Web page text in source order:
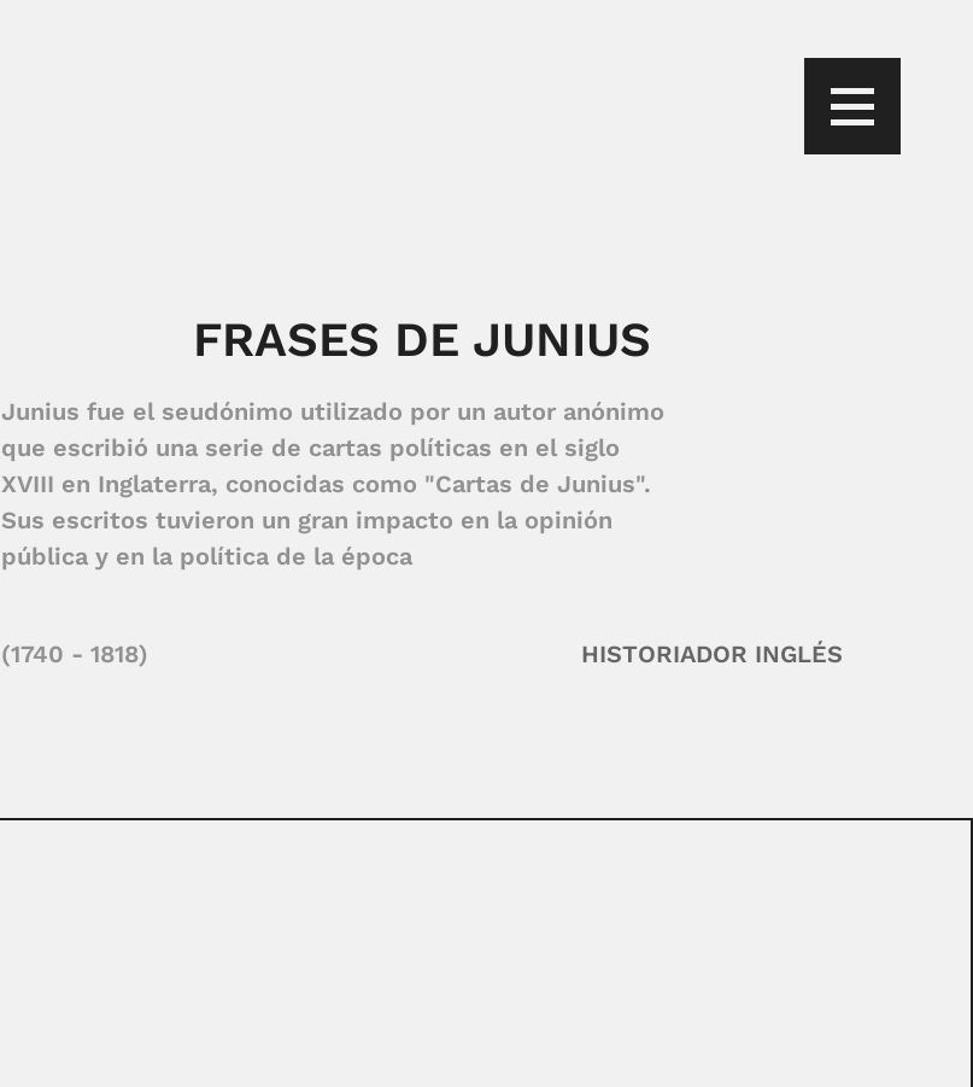
FRASES DE JUNIUS
Junius fue el seudónimo utilizado por un autor anónimo
que escribió una serie de cartas políticas en el siglo
XVIII en Inglaterra, conocidas como "Cartas de Junius".
Sus escritos tuvieron un gran impacto en la opinión
pública y en la política de la época
(1740 - 1818) HISTORIADOR INGLÉS